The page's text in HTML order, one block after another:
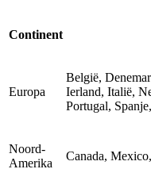
Continent
Europa
België,
Ierland, Italië,
Portugal,
Noord-
Amerika
Canada,